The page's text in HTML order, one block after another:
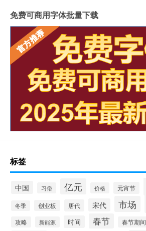
免费可商用字体批量下载
标签
中国 习俗 亿元 价格 元宵节
冬季 创业板 唐代 宋代 市场
攻略 新能源 时间 春节 春节期间